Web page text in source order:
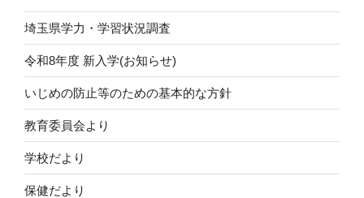
シ
ョ
ン
埼玉県学力・学習状況調査
令和8年度 新入学(お知らせ)
いじめの防止等のための基本的な方針
教育委員会より
学校だより
保健だより